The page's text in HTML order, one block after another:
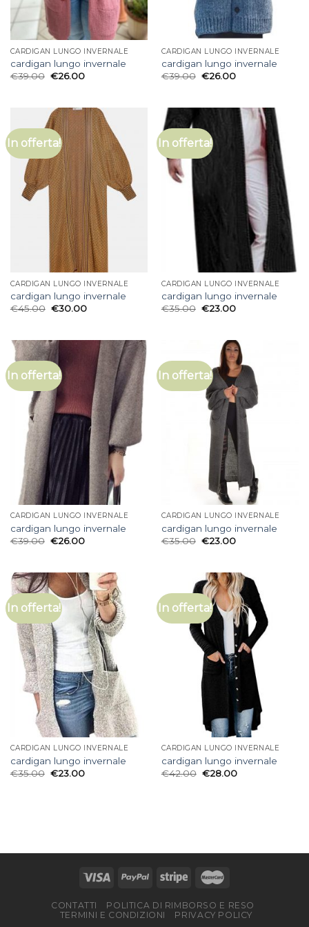
CARDIGAN LUNGO INVERNALE
cardigan lungo invernale
€39.00 €26.00
CARDIGAN LUNGO INVERNALE
cardigan lungo invernale
€39.00 €26.00
In offerta!
CARDIGAN LUNGO INVERNALE
cardigan lungo invernale
€45.00 €30.00
In offerta!
CARDIGAN LUNGO INVERNALE
cardigan lungo invernale
€35.00 €23.00
In offerta!
CARDIGAN LUNGO INVERNALE
cardigan lungo invernale
€39.00 €26.00
In offerta!
CARDIGAN LUNGO INVERNALE
cardigan lungo invernale
€35.00 €23.00
In offerta!
CARDIGAN LUNGO INVERNALE
cardigan lungo invernale
€35.00 €23.00
In offerta!
CARDIGAN LUNGO INVERNALE
cardigan lungo invernale
€42.00 €28.00
CONTATTI
POLITICA DI RIMBORSO E RESO
TERMINI E CONDIZIONI
PRIVACY POLICY